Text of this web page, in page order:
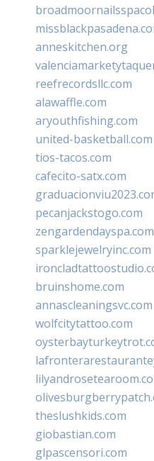
anneskitchen.org
reefrecordsllc.com
alawaffle.com
aryouthfishing.com
united-basketball.com
tios-tacos.com
cafecito-satx.com
pecanjackstogo.com
zengardendayspa.com
sparklejewelryinc.com
bruinshome.com
annascleaningsvc.com
wolfcitytattoo.com
theslushkids.com
giobastian.com
glpascensori.com